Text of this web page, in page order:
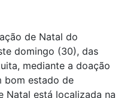
de Natal do
domingo (30), das
mediante a doação
bom estado de
Natal está localizada na